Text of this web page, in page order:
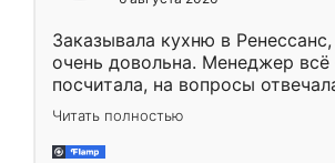
Заказывала кухню в
очень довольна. Менеджер всё
посчитала, на вопросы
Замерщик приехал в субботу,
делу со всей
за день, ребята работали
Читать полностью